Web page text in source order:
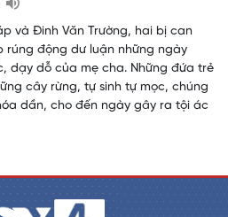
và Đinh Văn Trường, hai bị can
rúng động dư luận những ngày
dạy dỗ của mẹ cha. Những đứa trẻ
cây rừng, tự sinh tự mọc, chúng
dần, cho đến ngày gây ra tội ác